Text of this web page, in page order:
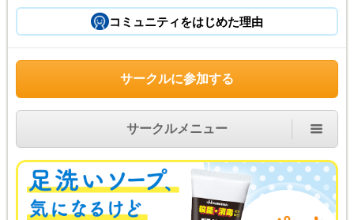
コミュニティをはじめた理由
サークルに参加する
サークルメニュー